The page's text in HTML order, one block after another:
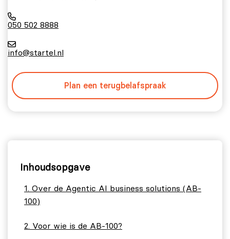
050 502 8888
info@startel.nl
Plan een terugbelafspraak
Inhoudsopgave
Over de Agentic AI business solutions (AB-
100)
Voor wie is de AB-100?